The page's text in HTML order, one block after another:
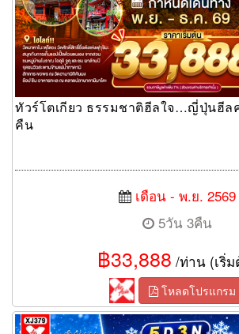
ทัวร์โตเกียว ธรรมชาติฮีลใจ…ญี่ปุ่นฮีล
คืน
เดือน - พ.ย. 2569
5วัน 3คืน
฿33,888 /ท่าน (เริ่
โหลดโปรแกรม
ทัวร์โตเกียว ทริปนี้มีแต่คำว่าคุ้ม 5 วัน 3 คืน